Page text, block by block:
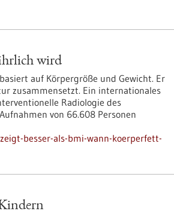
wird
auf Körpergröße und Gewicht. Er
zusammensetzt. Ein internationales
Radiologie des
von 66.608 Personen
besser-als-bmi-wann-koerperfett-